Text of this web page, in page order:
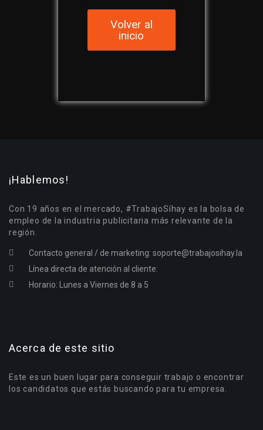
Volver al
inicio
¡Hablemos!
Con 19 años en el mercado, #TrabajoSíhay es la bolsa de
empleo de la industria publicitaria más relevante de la
región.
Contacto general / de marketing: soporte@trabajosihay.la
Línea directa de atención al cliente:
Horario: Lunes a Viernes de 8 a 5
Acerca de este sitio
Este es un buen lugar para conseguir trabajo o encontrar
los candidatos que estás buscando para tu empresa.